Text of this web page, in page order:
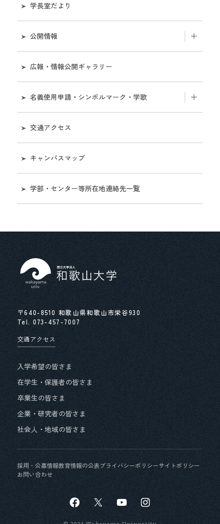
役職員
役員会
経営協議会
学部・センター等所在地連絡先一覧
学長室だより
公開情報
組織
財務
評価・監査に関する情報
状況報告書等に関する情報
学長選考
独立行政法人等の役員に就いている退職公務員等
の状況等について
第４期中期⽬標・中期計画期間末に⽬指す専任教
員の年齢構成
労働施策総合推進法に基づく中途採用比率の公表
情報公開・個人情報保護
和歌山大学における人権に関する基本理念
独立行政法人等の役員に就いている退職公務員等
和歌山大学におけるSOGIの多様性に関する基本方
針及び対応ガイドランについて
広報・情報公開ギャラリー
名義使用申請・シンボルマーク・学歌
名義使用申請について
表現システムマニュアル］
学歌
交通アクセス
キャンパスマップ
学部・センター等所在地連絡先一覧
〒640-8510 和歌山県和歌山市栄谷930
Tel. 073-457-7007
交通アクセス
入学希望の皆さま
在学生・保護者の皆さま
卒業生の皆さま
企業・研究者の皆さま
社会人・地域の皆さま
採用・公募情報教育情報の公表プライバシーポリシーサイトポリシー
お問い合わせ